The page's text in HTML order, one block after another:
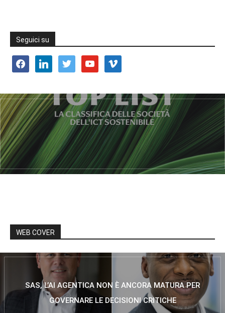
Seguici su
facebooklinkedin twitter youtube vimeo
WEB COVER
SAS, L’AI AGENTICA NON È ANCORA MATURA PER
GOVERNARE LE DECISIONI CRITICHE